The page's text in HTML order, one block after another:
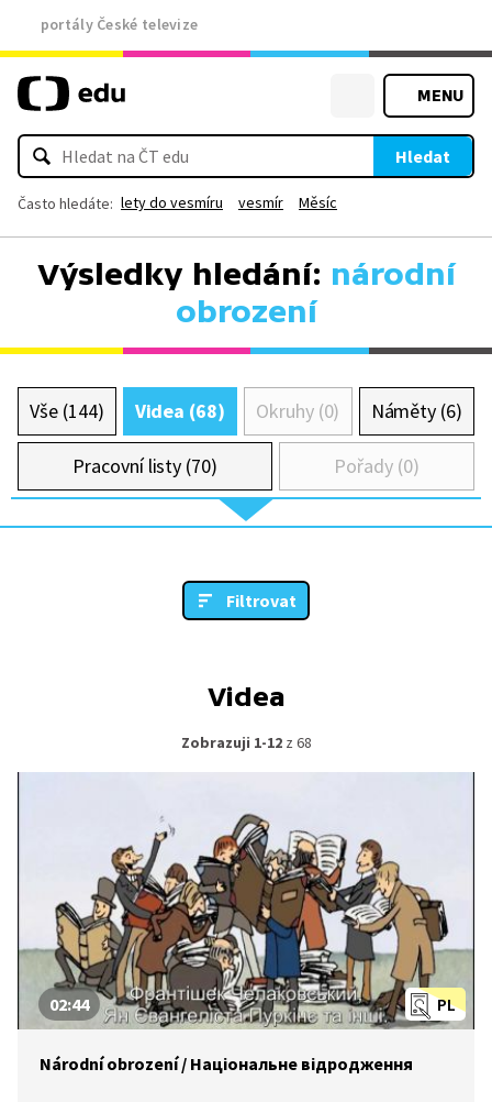
portály České televize
MENU
Hledat
Často hledáte: lety do vesmíru vesmír Měsíc
Výsledky hledání: národní
obrození
Vše (144) Videa (68) Okruhy (0) Náměty (6)
Pracovní listy (70) Pořady (0)
Filtrovat
Videa
Zobrazuji 1-12z 68
PL
02:44
Národní obrození / Національне відродження